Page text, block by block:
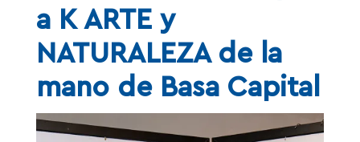
a K ARTE y
NATURALEZA de la
mano de Basa Capital